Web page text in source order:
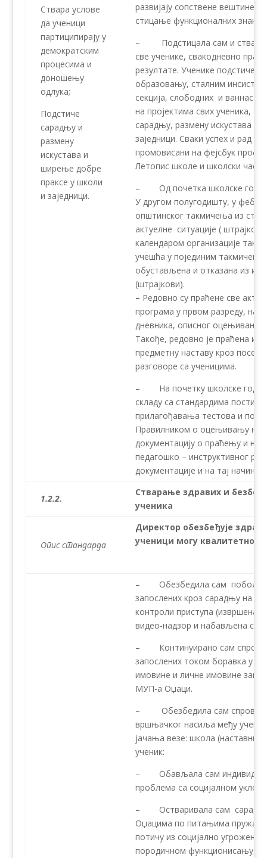
Ствара услове
да ученици
партиципирају у
демократским
процесима и
доношењу
одлука;
Подстиче
сарадњу и
размену
искустава и
ширење добре
праксе у школи
и заједници.
развијају сопствене вештине
стицање функционалних знања
– Подстицала сам и
све ученике, свакодневно
резултате. Ученике подстиче
образовању, сталним
секција, слободних и
на пројектима свих ученика,
сарадњу, размену искустава и
заједници. Сваки успех и рад
промовисани на фејсбук
Летопис школе и школски
– Од почетка школске
У другом полугодишту, у
општинског такмичења из
актуелне ситуације (
календаром организације
учешћа у појединим
обустављена и отказана из
– Редовно су праћене све
програма у првом разреду,
дневника, описног оцењивања,
Такође, редовно je праћена и
предметну наставу кроз
разговоре са ученицима.
– На почетку школске
складу са стандардима
прилагођавања тестова и
Правилником о оцењивању
документацију о праћењу и
педагошко – инструктивног
документације и на тај начин
1.2.2.
Стварање здравих и
ученика
Опис стандарда
Директор обезбеђује
ученици могу квалитетно
– Обезбедила сам
запослених кроз сарадњу на
контроли приступа (извршена
видео-надзор и набављена
– Континуирано сам
запослених током боравка у
имовине и личне имовине
МУП-а Оџаци.
– Обезбедила сам
вршњачког насиља међу
јачања везе: школа
ученик:
– Обављала сам
проблема са социјалном
– Остваривала сам сарадњу
Оџацима по питањима
потичу из социјално
породичном функционисању,